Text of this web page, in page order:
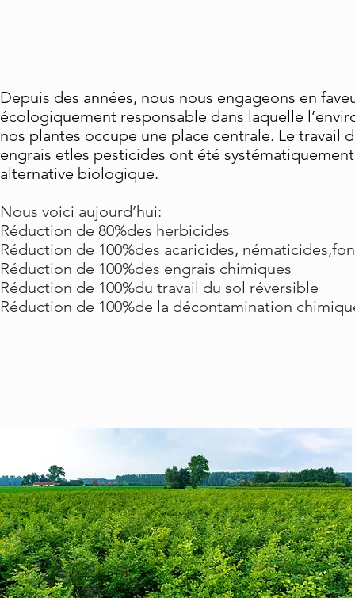
Depuis des années, nous nous engageons en
écologiquement responsable dans laquelle
nos plantes occupe une place centrale. Le travail
engrais etles pesticides ont été
alternative biologique.
Nous voici aujourd’hui:
Réduction de 80%des herbicides
Réduction de 100%des acaricides,
Réduction de 100%des engrais chimiques
Réduction de 100%du travail du sol réversible
Réduction de 100%de la décontamination